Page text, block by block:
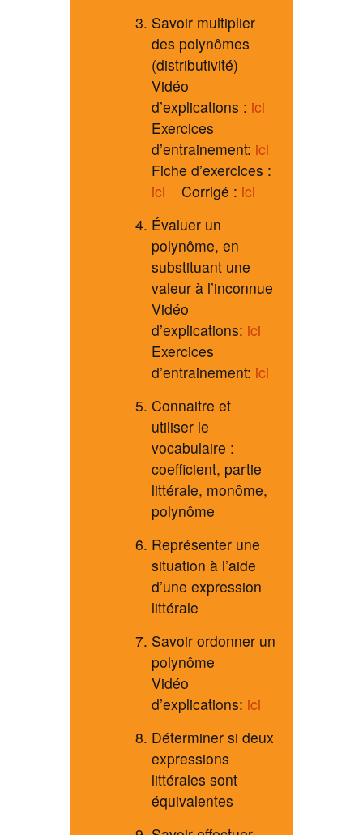
Savoir multiplier
des polynômes
(distributivité)
Vidéo
d’explications : ici
Exercices
d’entrainement: ici
Fiche d’exercices :
ici Corrigé : ici
Évaluer un
polynôme, en
substituant une
valeur à l’inconnue
Vidéo
d’explications: ici
Exercices
d’entrainement: ici
Connaitre et
utiliser le
vocabulaire :
coefficient, partie
littérale, monôme,
polynôme
Représenter une
situation à l’aide
d’une expression
littérale
Savoir ordonner un
polynôme
Vidéo
d’explications: ici
Déterminer si deux
expressions
littérales sont
équivalentes